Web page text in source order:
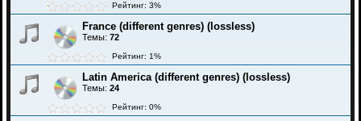
Рейтинг: 3%
France (different genres) (lossless)
Темы: 72
Рейтинг: 1%
Latin America (different genres) (lossless)
Темы: 24
Рейтинг: 0%